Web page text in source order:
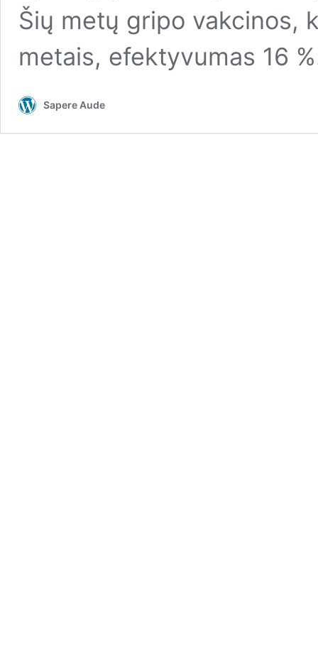
Šių metų gripo vakcinos,
metais, efektyvumas 16
Sapere Aude